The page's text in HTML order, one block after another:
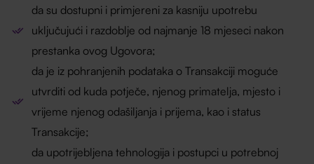
da su dostupni i primjereni za kasniju upotrebu
uključujući i razdoblje od najmanje 18 mjeseci nakon
prestanka ovog Ugovora;
da je iz pohranjenih podataka o Transakciji moguće
utvrditi od kuda potječe, njenog primatelja, mjesto i
vrijeme njenog odašiljanja i prijema, kao i status
Transakcije;
da upotrijebljena tehnologija i postupci u potrebnoj